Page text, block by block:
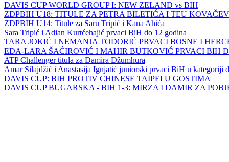
DAVIS CUP WORLD GROUP I: NEW ZELAND vs BIH
ZDPBIH U18: TITULE ZA PETRA BILETIĆA I TEU
ZDPBIH U14: Titule za Saru Tripić i Kana Ahića
Sara Tripić i Adian Kurtćehajić prvaci BiH do 12 godina
TARA JOKIĆ I NEMANJA TODORIĆ PRVACI BOSNE I
EDA-LARA ŠAĆIROVIĆ I MAHIR BUTKOVIĆ PRVACI BIH
ATP Challenger titula za Damira Džumhura
Amar Silajdžić i Anastasija Ignjatić juniorski prvaci BiH u kategoriji
DAVIS CUP: BIH PROTIV CHINESE TAIPEI U GOSTIMA
DAVIS CUP BUGARSKA - BIH 1-3: MIRZA I DAMIR ZA